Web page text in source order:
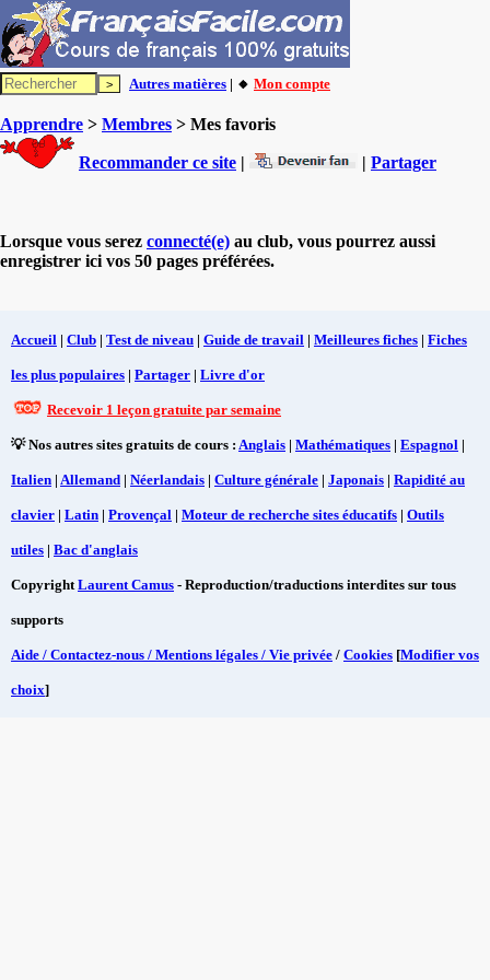
Autres matières | 🔸 Mon compte
Apprendre > Membres > Mes favoris
Recommander ce site | | Partager
Lorsque vous serez connecté(e) au club, vous pourrez aussi
enregistrer ici vos 50 pages préférées.
Accueil | Club | Test de niveau | Guide de travail | Meilleures fiches | Fiches
les plus populaires | Partager | Livre d'or
Recevoir 1 leçon gratuite par semaine
💡 Nos autres sites gratuits de cours : Anglais | Mathématiques | Espagnol |
Italien | Allemand | Néerlandais | Culture générale | Japonais | Rapidité au
clavier | Latin | Provençal | Moteur de recherche sites éducatifs | Outils
utiles | Bac d'anglais
CopyrightLaurent Camus - Reproduction/traductions interdites sur tous
supports
Aide / Contactez-nous / Mentions légales / Vie privée / Cookies [Modifier vos
choix]